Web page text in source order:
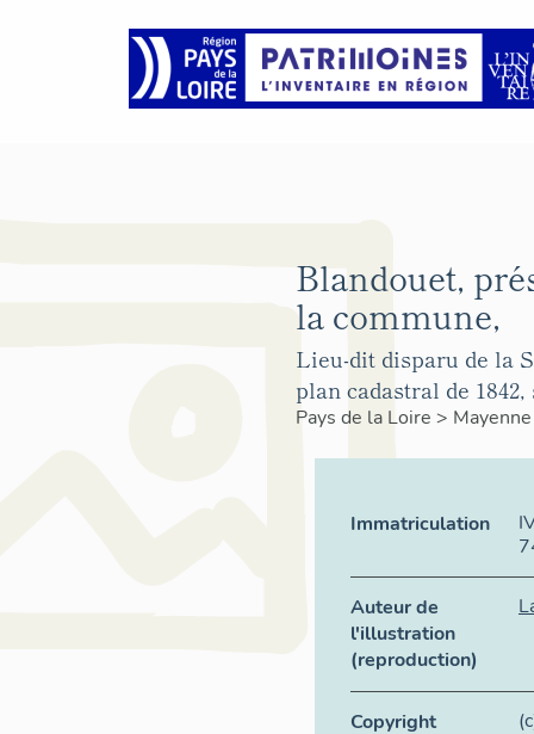
Blandouet,
la commune,
Lieu-dit disparu de la
plan cadastral de
Pays de la Loire >
Immatriculation
Auteur de
l'illustration
(reproduction)
Copyright